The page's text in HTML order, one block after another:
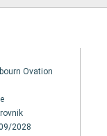
Ovation
2028